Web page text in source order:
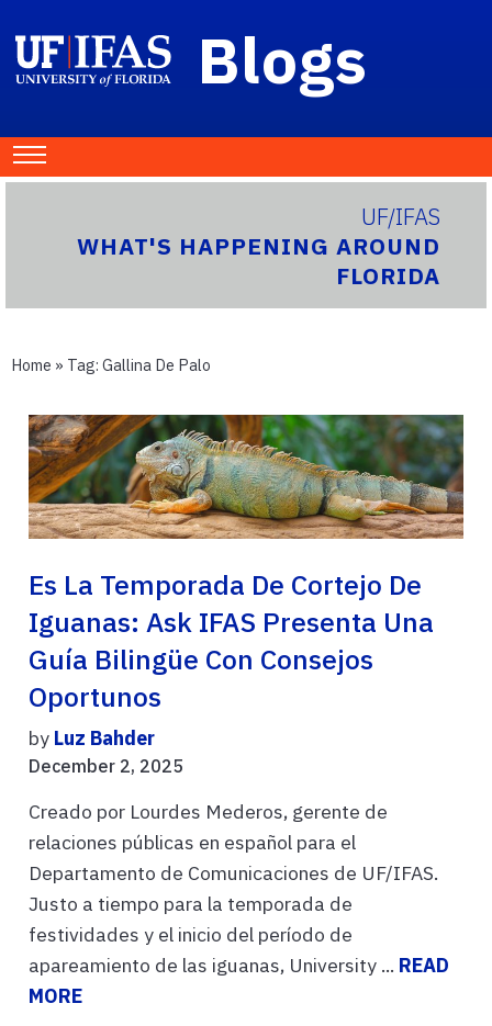
Blogs
UF/IFAS
WHAT'S HAPPENING AROUND
FLORIDA
Home » Tag: Gallina De Palo
Es La Temporada De Cortejo De
Iguanas: Ask IFAS Presenta Una
Guía Bilingüe Con Consejos
Oportunos
by Luz Bahder
December 2, 2025
Creado por Lourdes Mederos, gerente de
relaciones públicas en español para el
Departamento de Comunicaciones de UF/IFAS.
Justo a tiempo para la temporada de
festividades y el inicio del período de
apareamiento de las iguanas, University ... READ
MORE